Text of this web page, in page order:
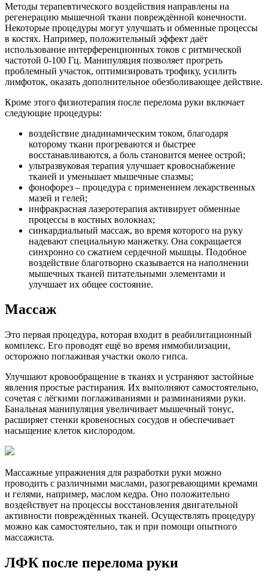
Методы терапевтического воздействия направлены на
регенерацию мышечной ткани повреждённой конечности.
Некоторые процедуры могут улучшать и обменные процессы
в костях. Например, положительный эффект даёт
использование интерференционных токов с ритмической
частотой 0-100 Гц. Манипуляция позволяет прогреть
проблемный участок, оптимизировать трофику, усилить
лимфоток, оказать дополнительное обезболивающее действие.
Кроме этого физиотерапия после перелома руки включает
следующие процедуры:
воздействие диадинамическим током, благодаря
которому ткани прогреваются и быстрее
восстанавливаются, а боль становится менее острой;
ультразвуковая терапия улучшает кровоснабжение
тканей и уменьшает мышечные спазмы;
фонофорез – процедура с применением лекарственных
мазей и гелей;
инфракрасная лазеротерапия активирует обменные
процессы в костных волокнах;
синкардиальный массаж, во время которого на руку
надевают специальную манжетку. Она сокращается
синхронно со сжатием сердечной мышцы. Подобное
воздействие благотворно сказывается на наполнении
мышечных тканей питательными элементами и
улучшает их общее состояние.
Массаж
Это первая процедура, которая входит в реабилитационный
комплекс. Его проводят ещё во время иммобилизации,
осторожно поглаживая участки около гипса.
Улучшают кровообращение в тканях и устраняют застойные
явления простые растирания. Их выполняют самостоятельно,
сочетая с лёгкими поглаживаниями и разминаниями руки.
Банальная манипуляция увеличивает мышечный тонус,
расширяет стенки кровеносных сосудов и обеспечивает
насыщение клеток кислородом.
Массажные упражнения для разработки руки можно
проводить с различными маслами, разогревающими кремами
и гелями, например, маслом кедра. Оно положительно
воздействует на процессы восстановления двигательной
активности повреждённых тканей. Осуществлять процедуру
можно как самостоятельно, так и при помощи опытного
массажиста.
ЛФК после перелома руки